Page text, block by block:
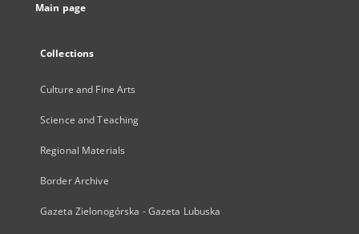
Main page
Collections
Culture and Fine Arts
Science and Teaching
Regional Materials
Border Archive
Gazeta Zielonogórska - Gazeta Lubuska